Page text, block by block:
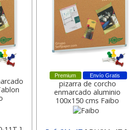
Envío Gratis
Premium
pizarra de corcho
enmarcado aluminio
100x150 cms Faibo